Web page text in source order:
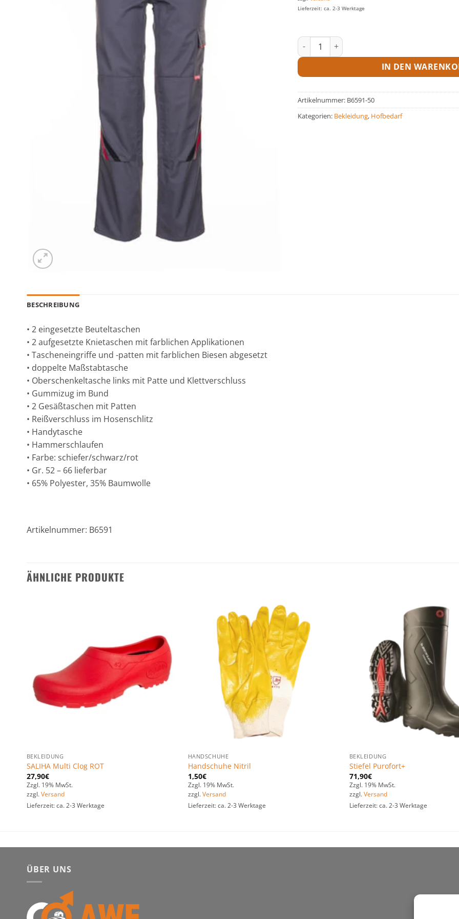
Lieferzeit: ca. 2-3 Werktage
Bundhose Highline Menge
IN DEN
Artikelnummer: B6591-50
Kategorien: Bekleidung, Hofbedarf
BESCHREIBUNG
• 2 eingesetzte Beuteltaschen
• 2 aufgesetzte Knietaschen mit farblichen Applikationen
• Tascheneingriffe und -patten mit farblichen Biesen abgesetzt
• doppelte Maßstabtasche
• Oberschenkeltasche links mit Patte und Klettverschluss
• Gummizug im Bund
• 2 Gesäßtaschen mit Patten
• Reißverschluss im Hosenschlitz
• Handytasche
• Hammerschlaufen
• Farbe: schiefer/schwarz/rot
• Gr. 52 – 66 lieferbar
• 65% Polyester, 35% Baumwolle
Artikelnummer: B6591
ÄHNLICHE PRODUKTE
hinzufügen
BEKLEIDUNG
SALIHA Multi Clog ROT
27,90€
Zzgl. 19% MwSt.
zzgl. Versand
Lieferzeit: ca. 2-3 Werktage
Zu den
Favoriten
hinzufügen
HANDSCHUHE
Handschuhe Nitril
1,50€
Zzgl. 19% MwSt.
zzgl. Versand
Lieferzeit: ca. 2-3 Werktage
BEKLEIDUNG
Stiefel Purofort+
71,90€
Zzgl. 19% MwSt.
zzgl. Versand
Lieferzeit: ca. 2-3 Werktage
ÜBER UNS